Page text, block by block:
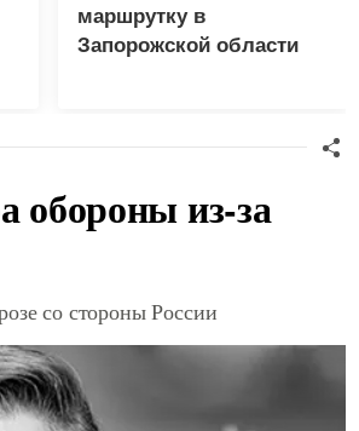
маршрутку в
Запорожской области
обороны из-за
со стороны России